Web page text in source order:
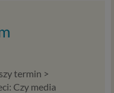
termin >
Czy media